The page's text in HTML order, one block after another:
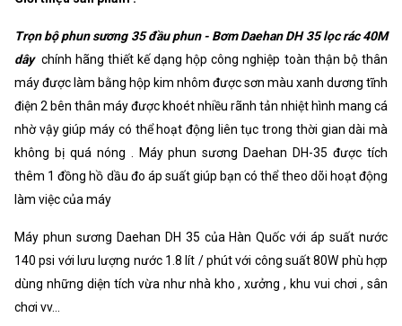
Trọn bộ phun sương 35 đầu phun - Bơm Daehan DH 35 lọc rác 40M
dây chính hãng thiết kế dạng hộp công nghiệp toàn thận bộ thân
máy được làm bằng hộp kim nhôm được sơn màu xanh dương tĩnh
điện 2 bên thân máy được khoét nhiều rãnh tản nhiệt hình mang cá
nhờ vậy giúp máy có thể hoạt động liên tục trong thời gian dài mà
không bị quá nóng . Máy phun sương Daehan DH-35 được tích
thêm 1 đồng hồ dầu đo áp suất giúp bạn có thể theo dõi hoạt động
làm việc của máy
Máy phun sương Daehan DH 35 của Hàn Quốc với áp suất nước
140 psi với lưu lượng nước 1.8 lít / phút với công suất 80W phù hợp
dùng những diện tích vừa như nhà kho , xưởng , khu vui chơi , sân
chơi vv...